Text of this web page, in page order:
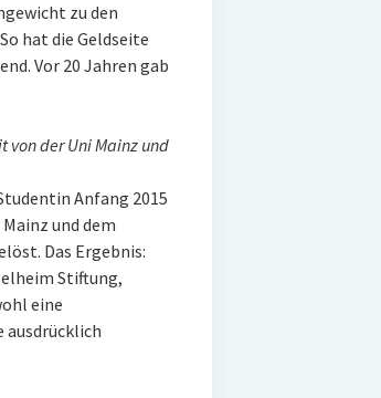
zu den
hat die Geldseite
Vor 20 Jahren gab
von der Uni Mainz und
Anfang 2015
und dem
Das Ergebnis:
Stiftung,
eine